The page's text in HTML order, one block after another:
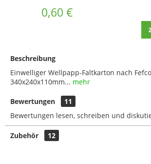
0,60 €
Beschreibung
Einwelliger Wellpapp-Faltkarton nach
340x240x110mm... mehr
Bewertungen
11
Bewertungen lesen, schreiben und
Zubehör 12